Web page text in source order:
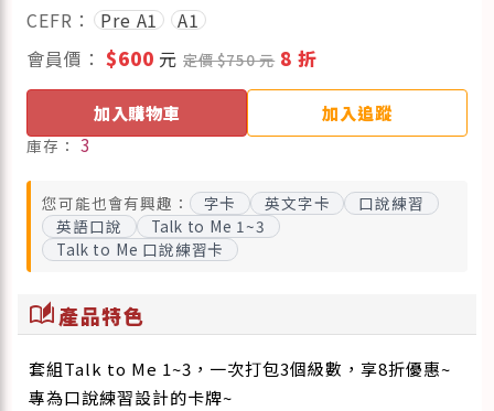
CEFR：
Pre A1
A1
會員價： $600 元定價 $750 元 8 折
加入購物車 加入追蹤
庫存： 3
您可能也會有興趣： 字卡 英文字卡
口說練習
英語口說
Talk to Me 1~3
Talk to Me 口說練習卡
auto_stories產品特色
套組Talk to Me 1~3，一次打包3個級數，享8折優惠~
專為口說練習設計的卡牌~